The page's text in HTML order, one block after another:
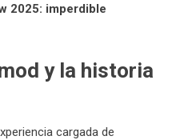
2025: imperdible
y la historia
cargada de